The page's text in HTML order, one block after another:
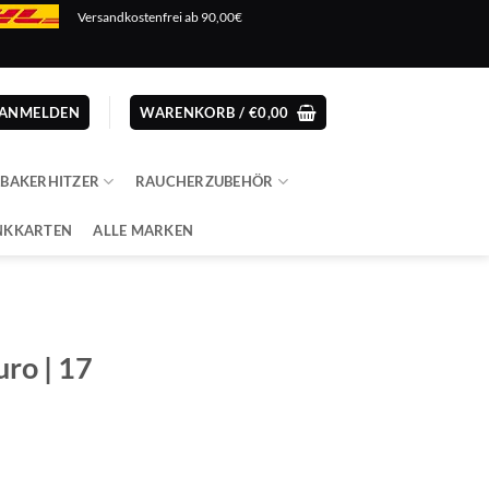
Versandkostenfrei ab 90,00€
WARENKORB / €0,00
RAUCHERZUBEHÖR
ALLE MARKEN
| 17